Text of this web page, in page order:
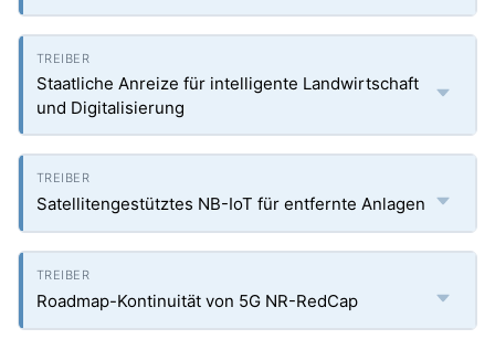
Staatliche Anreize für intelligente Landwirtschaft
und Digitalisierung
Satellitengestütztes NB-IoT für entfernte Anlagen
Roadmap-Kontinuität von 5G NR-RedCap